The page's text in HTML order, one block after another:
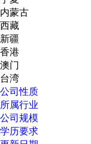
内蒙古
西藏
新疆
香港
澳门
台湾
公司性质
所属行业
公司规模
学历要求